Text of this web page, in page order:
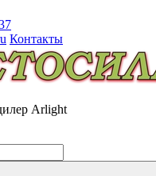
Контакты
Arlight